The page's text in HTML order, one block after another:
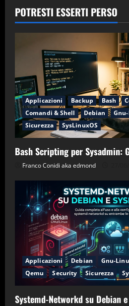
POTRESTI ESSERTI PERSO
Applicazioni Backup Bash
Comandi & Shell
Debian
Sicurezza
SysLinuxOS
Bash Scripting per Sysadmin:
Franco Conidi aka edmond
Applicazioni Debian Gnu-
Qemu
Security Sicurezza
Systemd-Networkd su Debian